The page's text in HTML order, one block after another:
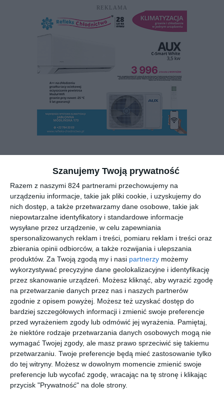
Szanujemy Twoją prywatność
Razem z naszymi 824 partnerami przechowujemy na
urządzeniu informacje, takie jak pliki cookie, i uzyskujemy do
nich dostęp, a także przetwarzamy dane osobowe, takie jak
niepowtarzalne identyfikatory i standardowe informacje
wysyłane przez urządzenie, w celu zapewniania
spersonalizowanych reklam i treści, pomiaru reklam i treści oraz
zbierania opinii odbiorców, a także rozwijania i ulepszania
produktów. Za Twoją zgodą my i nasi partnerzy możemy
wykorzystywać precyzyjne dane geolokalizacyjne i identyfikację
przez skanowanie urządzeń. Możesz kliknąć, aby wyrazić zgodę
na przetwarzanie danych przez nas i naszych partnerów
zgodnie z opisem powyżej. Możesz też uzyskać dostęp do
bardziej szczegółowych informacji i zmienić swoje preferencje
przed wyrażeniem zgody lub odmówić jej wyrażenia.
Pamiętaj,
że niektóre rodzaje przetwarzania danych osobowych mogą nie
wymagać Twojej zgody, ale masz prawo sprzeciwić się takiemu
przetwarzaniu. Twoje preferencje będą mieć zastosowanie tylko
do tej witryny. Możesz w dowolnym momencie zmienić swoje
preferencje lub wycofać zgodę, wracając na tę stronę i klikając
przycisk "Prywatność" na dole strony.
REKLAMA
Zdjęcie 2 / 2
źródło: bo.um.warszawa.pl